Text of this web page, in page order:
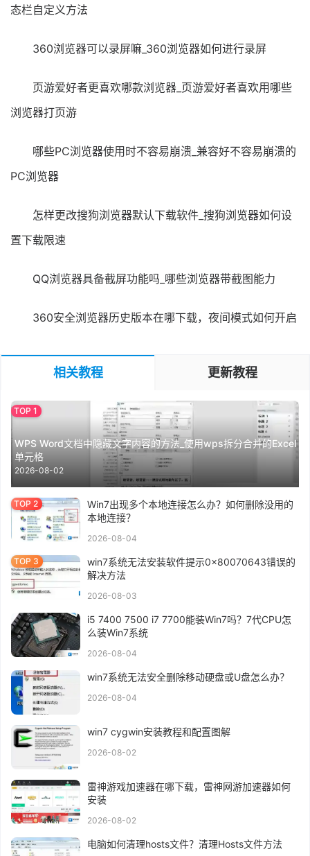
态栏自定义方法
360浏览器可以录屏嘛_360浏览器如何进行录屏
页游爱好者更喜欢哪款浏览器_页游爱好者喜欢用哪些
浏览器打页游
哪些PC浏览器使用时不容易崩溃_兼容好不容易崩溃的
PC浏览器
怎样更改搜狗浏览器默认下载软件_搜狗浏览器如何设
置下载限速
QQ浏览器具备截屏功能吗_哪些浏览器带截图能力
360安全浏览器历史版本在哪下载，夜间模式如何开启
相关教程 更新教程
WPS Word文档中隐藏文字内容的方法_使用wps拆分合并的Excel
单元格
2026-08-02
Win7出现多个本地连接怎么办？如何删除没用的
本地连接？
2026-08-04
win7系统无法安装软件提示0x80070643错误的
解决方法
2026-08-03
i5 7400 7500 i7 7700能装Win7吗？7代CPU怎
么装Win7系统
2026-08-04
win7系统无法安全删除移动硬盘或U盘怎么办？
2026-08-04
win7 cygwin安装教程和配置图解
2026-08-02
雷神游戏加速器在哪下载，雷神网游加速器如何
安装
2026-08-02
电脑如何清理hosts文件？清理Hosts文件方法